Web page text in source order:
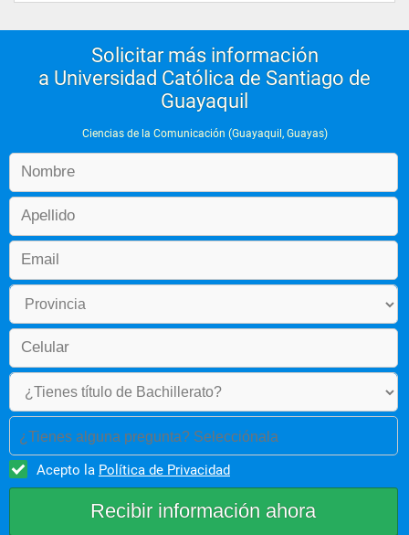
Solicitar más información
a Universidad Católica de Santiago de
Guayaquil
Ciencias de la Comunicación (Guayaquil, Guayas)
¿Tienes alguna pregunta? Selecciónala
Acepto la Política de Privacidad